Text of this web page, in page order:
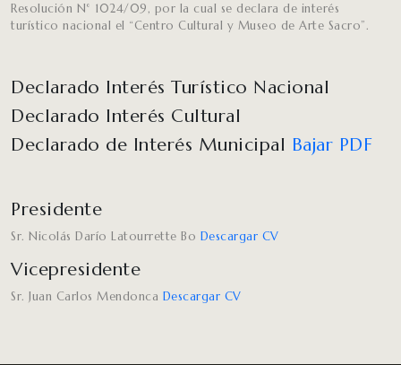
Resolución N° 1024/09, por la cual se declara de interés
turístico nacional el “Centro Cultural y Museo de Arte Sacro”.
Declarado Interés Turístico Nacional
Declarado Interés Cultural
Declarado de Interés Municipal Bajar PDF
Presidente
Sr. Nicolás Darío Latourrette Bo Descargar CV
Vicepresidente
Sr. Juan Carlos Mendonca Descargar CV